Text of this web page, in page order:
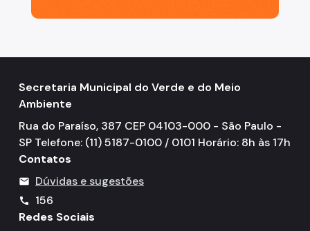
Secretaria Municipal do Verde e do Meio
Ambiente
Rua do Paraíso, 387 CEP 04103-000 - São Paulo -
SP Telefone: (11) 5187-0100 / 0101 Horário: 8h às 17h
Contatos
mail Dúvidas e sugestões
call
156
Redes Sociais